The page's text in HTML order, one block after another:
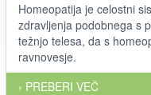
Homeopatija je celostni
zdravljenja podobnega s
težnjo telesa, da s
ravnovesje.
› PREBERI VEČ